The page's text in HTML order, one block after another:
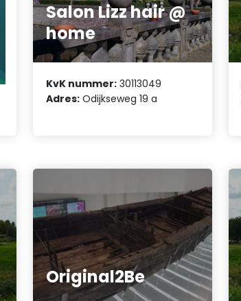
Salon Lizz hair @
home
KvK nummer: 30113049
Adres: Odijkseweg 19 a
Original2Be